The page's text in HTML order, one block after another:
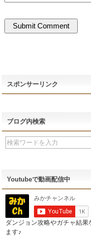
スポンサーリンク
ブログ内検索
Youtubeで動画配信中
ダンジョン攻略やガチャ結
ます♪